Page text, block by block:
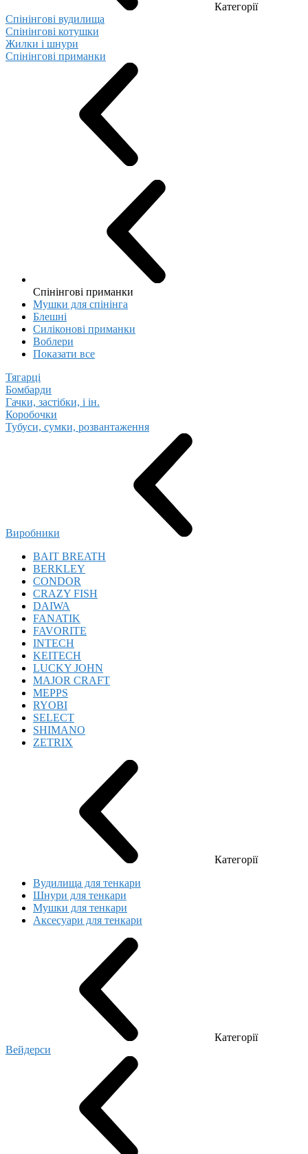
Категорії
Спінінгові вудилища
Спінінгові котушки
Жилки і шнури
Спінінгові приманки
Спінінгові приманки
Мушки для спінінга
Блешні
Cиліконові приманки
Воблери
Показати все
Тягарці
Бомбарди
Гачки, застібки, і ін.
Коробочки
Тубуси, сумки, розвантаження
Виробники
BAIT BREATH
BERKLEY
CONDOR
CRAZY FISH
DAIWA
FANATIK
FAVORITE
INTECH
KEITECH
LUCKY JOHN
MAJOR CRAFT
MEPPS
RYOBI
SELECT
SHIMANO
ZETRIX
Категорії
Вудилища для тенкари
Шнури для тенкари
Мушки для тенкари
Аксесуари для тенкари
Категорії
Вейдерси